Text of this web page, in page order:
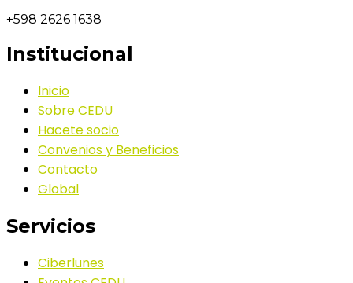
+598 2626 1638
Institucional
Inicio
Sobre CEDU
Hacete socio
Convenios y Beneficios
Contacto
Global
Servicios
Ciberlunes